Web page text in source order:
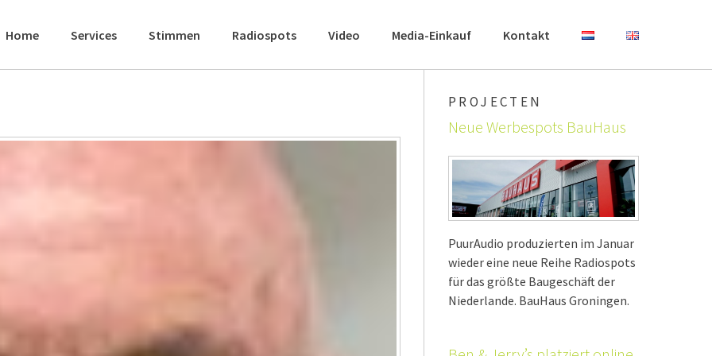
Home Services Stimmen Radiospots Video Media-Einkauf Kontakt
PROJECTEN
Neue Werbespots BauHaus
PuurAudio produzierten im Januar
wieder eine neue Reihe Radiospots
für das größte Baugeschäft der
Niederlande. BauHaus Groningen.